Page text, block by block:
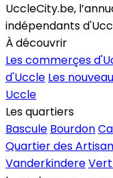
UccleCity.be,
indépendants
À découvrir
Les commerçes
d'Uccle Les
Uccle
Les quartiers
Bascule Bourdon
Quartier des
Vanderkindere